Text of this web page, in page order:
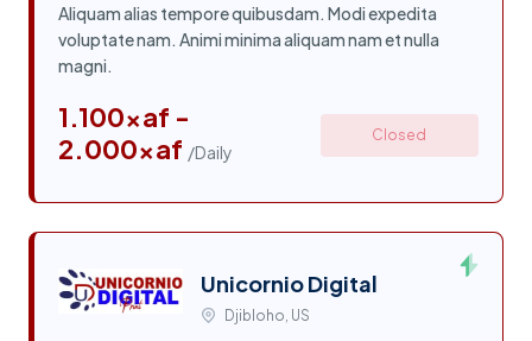
Aliquam alias tempore quibusdam. Modi expedita
voluptate nam. Animi minima aliquam nam et nulla
magni.
1.100xaf -
2.000xaf /Daily
Closed
Unicornio Digital
Djibloho, US